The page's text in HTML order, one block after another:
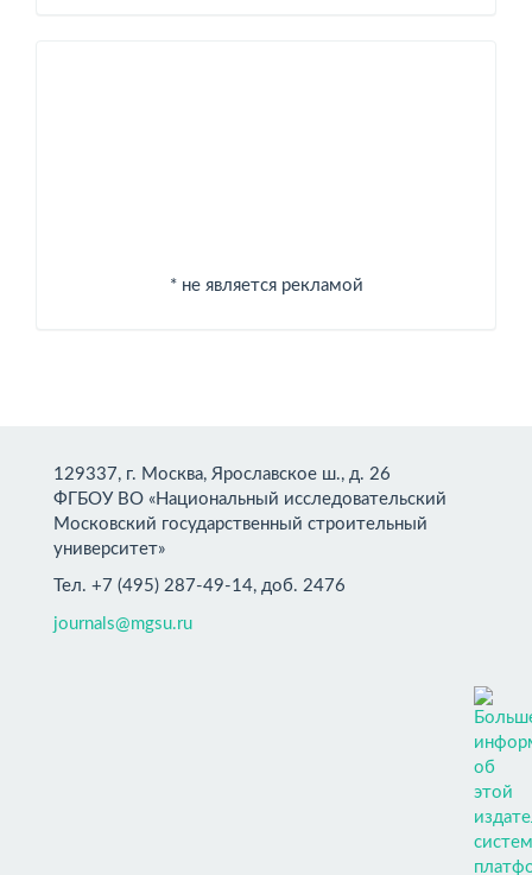
* не является рекламой
129337, г. Москва, Ярославское ш., д. 26
ФГБОУ ВО «Национальный исследовательский
Московский государственный строительный
университет»
Тел. +7 (495) 287-49-14, доб. 2476
journals@mgsu.ru